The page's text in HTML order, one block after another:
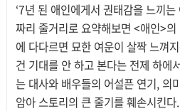
‘7년 된 애인에게서 권태감을 느끼
짜리 줄거리로 요약해보면 <애인>
에 다다르면 묘한 여운이 살짝 느껴
건 기대를 안 하고 본다는 전제 하에
는 대사와 배우들의 어설픈 연기, 의
암아 스토리의 큰 줄기를 훼손시킨